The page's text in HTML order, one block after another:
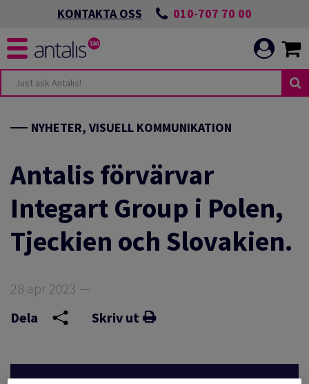
KONTAKTA OSS 010-707 70 00
OMSTÄLLNING
MILJÖARBETE
UTVECKLA
NYHETER, VISUELL KOMMUNIKATION
Antalis förvärvar
Integart Group i Polen,
Tjeckien och Slovakien.
28 apr 2023 —
Dela
Skriv ut